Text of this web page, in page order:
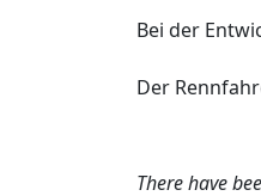
Bei der
Der
There have